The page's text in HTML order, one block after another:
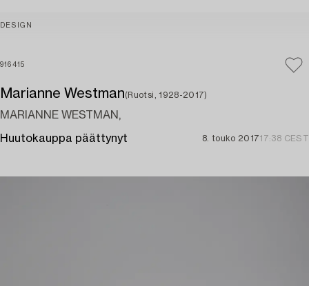
DESIGN
916415
Marianne Westman(Ruotsi, 1928-2017)
MARIANNE WESTMAN,
Huutokauppa päättynyt 8. touko 201717:38 CEST